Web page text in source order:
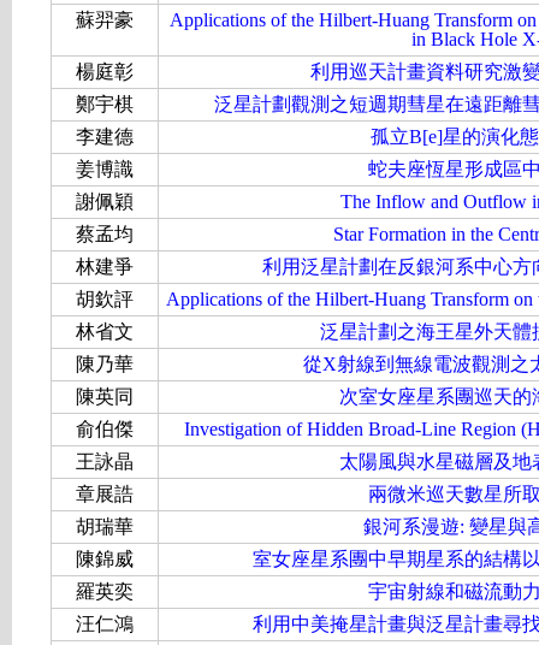
蘇羿豪
Applications of the Hilbert-Huang Transform
in Black Hole
楊庭彰
利用巡天計畫資料研究激
鄭宇棋
泛星計劃觀測之短週期彗星在遠距離
李建德
孤立B[e]星的演化
姜博識
蛇夫座恆星形成區
謝佩穎
The Inflow and Outflow
蔡孟均
Star Formation in the
林建爭
利用泛星計劃在反銀河系中心
胡欽評
Applications of the Hilbert-Huang Transform
林省文
泛星計劃之海王星外天
陳乃華
從X射線到無線電波觀測之
陳英同
次室女座星系團巡天
俞伯傑
Investigation of Hidden Broad-Line Region
王詠晶
太陽風與水星磁層及
章展誥
兩微米巡天數星所
胡瑞華
銀河系漫遊: 變星與
陳錦威
室女座星系團中早期星系的結構
羅英奕
宇宙射線和磁流動
汪仁鴻
利用中美掩星計畫與泛星計畫尋